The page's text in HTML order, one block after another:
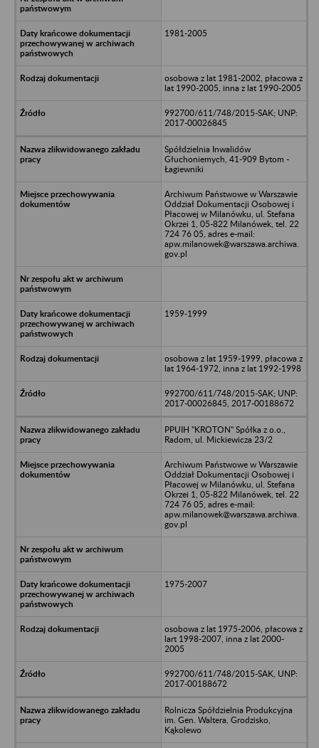
1981-2005
osobowa z lat 1981-2002, płacowa z
lat 1990-2005, inna z lat 1990-2005
992700/611/748/2015-SAK; UNP:
2017-00026845
Spółdzielnia Inwalidów
Głuchoniemych, 41-909 Bytom -
Łagiewniki
Archiwum Państwowe w Warszawie
Oddział Dokumentacji Osobowej i
Płacowej w Milanówku, ul. Stefana
Okrzei 1, 05-822 Milanówek, tel. 22
724 76 05, adres e-mail:
apw.milanowek@warszawa.archiwa.
gov.pl
1959-1999
osobowa z lat 1959-1999, płacowa z
lat 1964-1972, inna z lat 1992-1998
992700/611/748/2015-SAK; UNP:
2017-00026845, 2017-00188672
PPUIH "KROTON" Spółka z o.o.,
Radom, ul. Mickiewicza 23/2
Archiwum Państwowe w Warszawie
Oddział Dokumentacji Osobowej i
Płacowej w Milanówku, ul. Stefana
Okrzei 1, 05-822 Milanówek, tel. 22
724 76 05, adres e-mail:
apw.milanowek@warszawa.archiwa.
gov.pl
1975-2007
osobowa z lat 1975-2006, płacowa z
lart 1998-2007, inna z lat 2000-
2005
992700/611/748/2015-SAK, UNP:
2017-00188672
Rolnicza Spółdzielnia Produkcyjna
im. Gen. Waltera, Grodzisko,
Kąkolewo